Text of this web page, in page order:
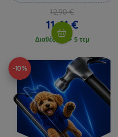
12,90 €
11,61 €
Διαθέσιμο > 5 τεμ
-10%